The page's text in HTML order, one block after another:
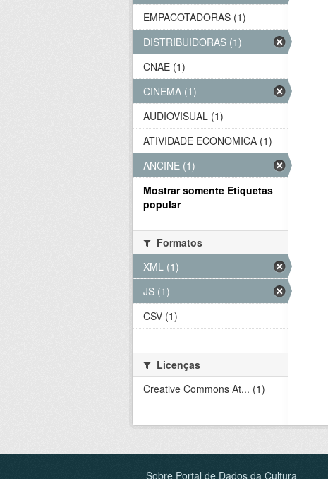
EMPACOTADORAS (1)
DISTRIBUIDORAS (1)
CNAE (1)
CINEMA (1)
AUDIOVISUAL (1)
ATIVIDADE ECONÔMICA (1)
ANCINE (1)
Mostrar somente Etiquetas
popular
Formatos
XML (1)
JS (1)
CSV (1)
Licenças
Creative Commons At... (1)
Sobre Portal de Dados da Cultura